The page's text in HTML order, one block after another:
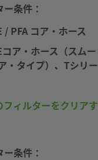
条件：
/ PFA コア・ホース
コア・ホース（スムー
・タイプ）、Tシリー
フィルターをクリアす
条件：